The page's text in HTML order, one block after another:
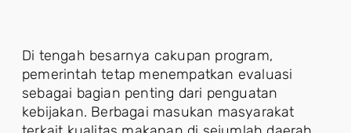
Di tengah besarnya cakupan program,
pemerintah tetap menempatkan evaluasi
sebagai bagian penting dari penguatan
kebijakan. Berbagai masukan masyarakat